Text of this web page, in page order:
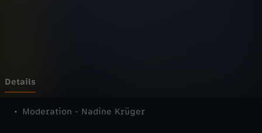
o
l
Details
Moderation - Nadine Krüger